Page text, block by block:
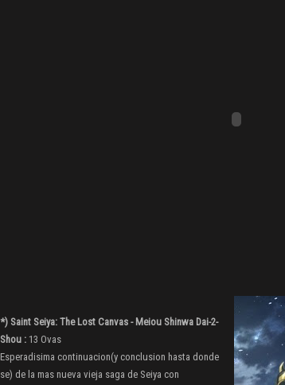
*) Saint Seiya: The Lost Canvas - Meiou Shinwa Dai-2-
Shou : 13 Ovas
Esperadisima continuacion(y conclusion hasta donde
se) de la mas nueva vieja saga de Seiya con